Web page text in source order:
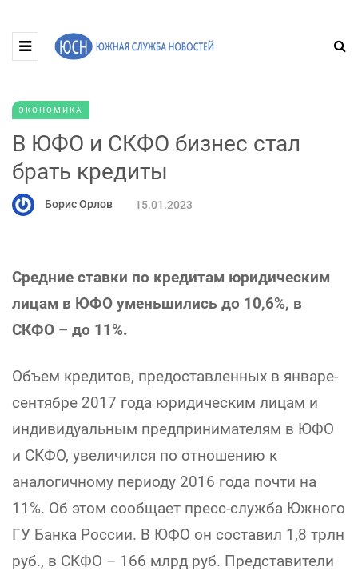
ЭКОНОМИКА
В ЮФО и СКФО бизнес стал
брать кредиты
Борис Орлов 15.01.2023
Средние ставки по кредитам юридическим
лицам в ЮФО уменьшились до 10,6%, в
СКФО – до 11%.
Объем кредитов, предоставленных в январе-
сентябре 2017 года юридическим лицам и
индивидуальным предпринимателям в ЮФО
и СКФО, увеличился по отношению к
аналогичному периоду 2016 года почти на
11%. Об этом сообщает пресс-служба Южного
ГУ Банка России. В ЮФО он составил 1,8 трлн
руб., в СКФО – 166 млрд руб. Представители